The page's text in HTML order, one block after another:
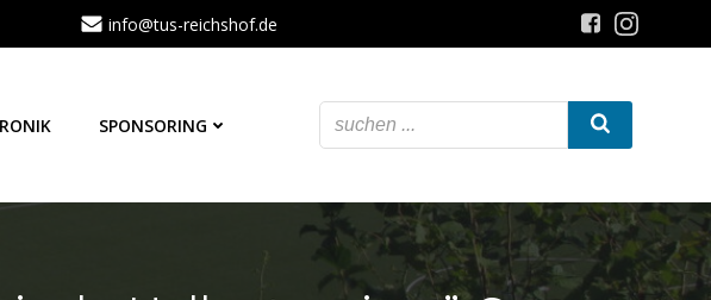
info@tus-reichshof.de
SPONSORING